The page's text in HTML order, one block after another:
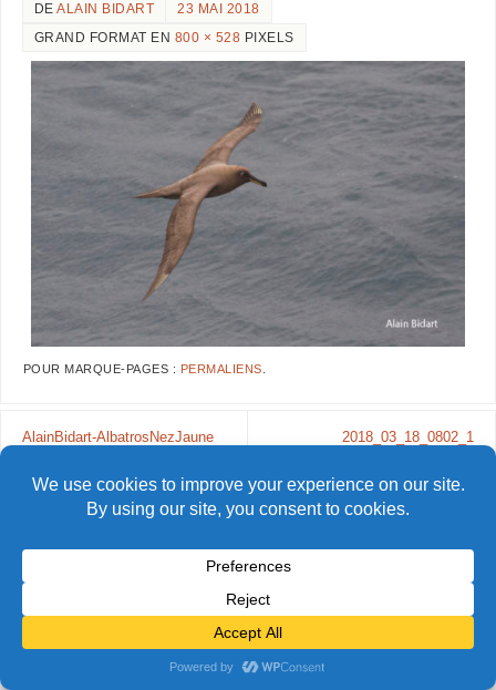
DEALAIN BIDART
23 MAI 2018
GRAND FORMAT EN 800 × 528 PIXELS
POUR MARQUE-PAGES : PERMALIENS
AlainBidart-AlbatrosNezJaune 2018_03_18_0802_1